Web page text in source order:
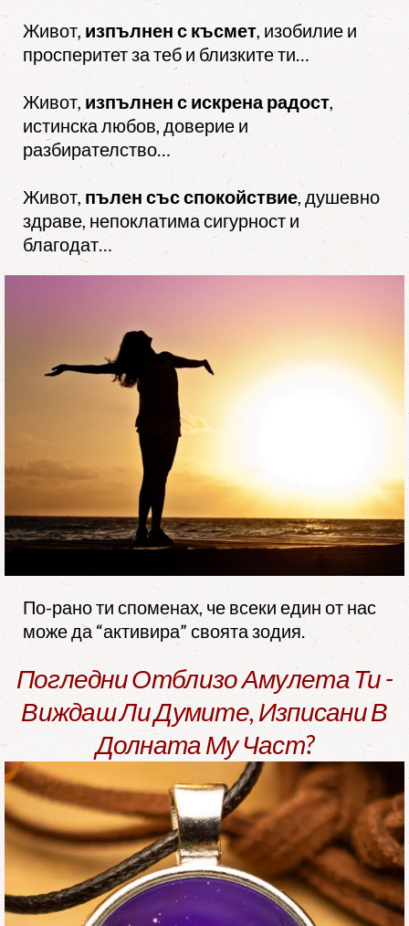
Живот, изпълнен с късмет, изобилие и
просперитет за теб и близките ти…
Живот, изпълнен с искрена радост,
истинска любов, доверие и
разбирателство…
Живот, пълен със спокойствие, душевно
здраве, непоклатима сигурност и
благодат…
По-рано ти споменах, че всеки един от нас
може да “активира” своята зодия.
Погледни Отблизо Амулета Ти -
Виждаш Ли Думите, Изписани В
Долната Му Част?